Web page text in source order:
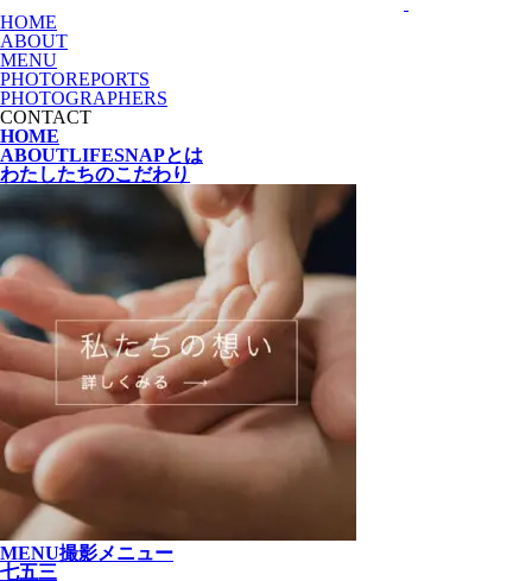
HOME
ABOUT
MENU
PHOTOREPORTS
PHOTOGRAPHERS
CONTACT
HOME
ABOUTLIFESNAPとは
わたしたちのこだわり
MENU撮影メニュー
七五三